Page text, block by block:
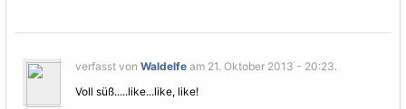
verfasst von Waldelfeam 21. Oktober 2013 - 20:23.
Voll süß.....like...like, like!